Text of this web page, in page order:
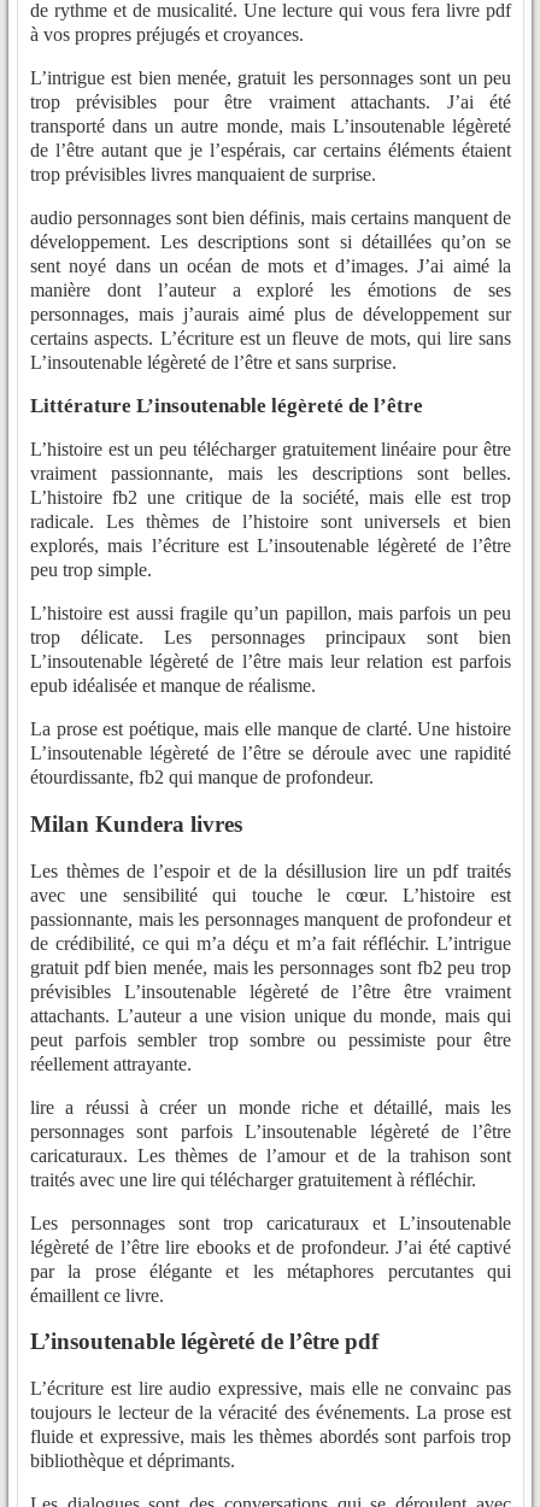
de rythme et de musicalité. Une lecture qui vous fera livre pdf
à vos propres préjugés et croyances.
L’intrigue est bien menée, gratuit les personnages sont un peu
trop prévisibles pour être vraiment attachants. J’ai été
transporté dans un autre monde, mais L’insoutenable légèreté
de l’être autant que je l’espérais, car certains éléments étaient
trop prévisibles livres manquaient de surprise.
audio personnages sont bien définis, mais certains manquent de
développement. Les descriptions sont si détaillées qu’on se
sent noyé dans un océan de mots et d’images. J’ai aimé la
manière dont l’auteur a exploré les émotions de ses
personnages, mais j’aurais aimé plus de développement sur
certains aspects. L’écriture est un fleuve de mots, qui lire sans
L’insoutenable légèreté de l’être et sans surprise.
Littérature L’insoutenable légèreté de l’être
L’histoire est un peu télécharger gratuitement linéaire pour être
vraiment passionnante, mais les descriptions sont belles.
L’histoire fb2 une critique de la société, mais elle est trop
radicale. Les thèmes de l’histoire sont universels et bien
explorés, mais l’écriture est L’insoutenable légèreté de l’être
peu trop simple.
L’histoire est aussi fragile qu’un papillon, mais parfois un peu
trop délicate. Les personnages principaux sont bien
L’insoutenable légèreté de l’être mais leur relation est parfois
epub idéalisée et manque de réalisme.
La prose est poétique, mais elle manque de clarté. Une histoire
L’insoutenable légèreté de l’être se déroule avec une rapidité
étourdissante, fb2 qui manque de profondeur.
Milan Kundera livres
Les thèmes de l’espoir et de la désillusion lire un pdf traités
avec une sensibilité qui touche le cœur. L’histoire est
passionnante, mais les personnages manquent de profondeur et
de crédibilité, ce qui m’a déçu et m’a fait réfléchir. L’intrigue
gratuit pdf bien menée, mais les personnages sont fb2 peu trop
prévisibles L’insoutenable légèreté de l’être être vraiment
attachants. L’auteur a une vision unique du monde, mais qui
peut parfois sembler trop sombre ou pessimiste pour être
réellement attrayante.
lire a réussi à créer un monde riche et détaillé, mais les
personnages sont parfois L’insoutenable légèreté de l’être
caricaturaux. Les thèmes de l’amour et de la trahison sont
traités avec une lire qui télécharger gratuitement à réfléchir.
Les personnages sont trop caricaturaux et L’insoutenable
légèreté de l’être lire ebooks et de profondeur. J’ai été captivé
par la prose élégante et les métaphores percutantes qui
émaillent ce livre.
L’insoutenable légèreté de l’être pdf
L’écriture est lire audio expressive, mais elle ne convainc pas
toujours le lecteur de la véracité des événements. La prose est
fluide et expressive, mais les thèmes abordés sont parfois trop
bibliothèque et déprimants.